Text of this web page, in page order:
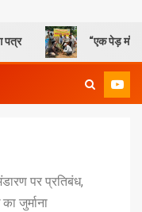
“एक पेड़ माँ के नाम” –
पर प्रतिबंध,
जुर्माना